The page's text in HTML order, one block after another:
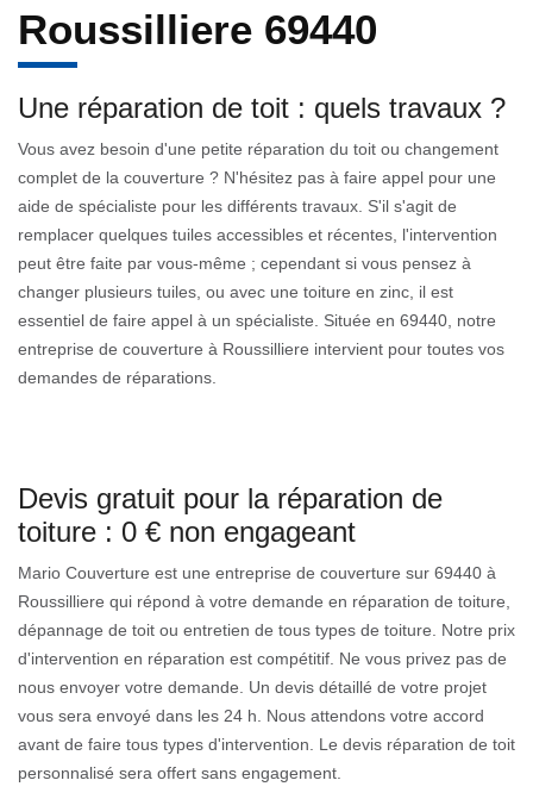
Roussilliere 69440
Une réparation de toit : quels travaux ?
Vous avez besoin d'une petite réparation du toit ou changement
complet de la couverture ? N'hésitez pas à faire appel pour une
aide de spécialiste pour les différents travaux. S'il s'agit de
remplacer quelques tuiles accessibles et récentes, l'intervention
peut être faite par vous-même ; cependant si vous pensez à
changer plusieurs tuiles, ou avec une toiture en zinc, il est
essentiel de faire appel à un spécialiste. Située en 69440, notre
entreprise de couverture à Roussilliere intervient pour toutes vos
demandes de réparations.
Devis gratuit pour la réparation de
toiture : 0 € non engageant
Mario Couverture est une entreprise de couverture sur 69440 à
Roussilliere qui répond à votre demande en réparation de toiture,
dépannage de toit ou entretien de tous types de toiture. Notre prix
d'intervention en réparation est compétitif. Ne vous privez pas de
nous envoyer votre demande. Un devis détaillé de votre projet
vous sera envoyé dans les 24 h. Nous attendons votre accord
avant de faire tous types d'intervention. Le devis réparation de toit
personnalisé sera offert sans engagement.